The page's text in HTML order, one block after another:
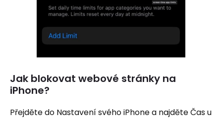
Jak blokovat webové stránky na
iPhone?
Přejděte do Nastavení svého iPhone a najděte Čas u